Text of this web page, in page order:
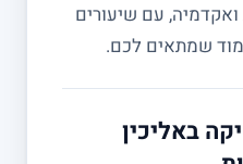
ואקדמיה, עם שיעורים
שמתאים לכם.
באליכין